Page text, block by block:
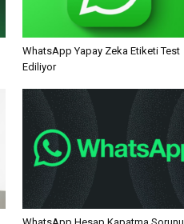
WhatsApp Yapay Zeka Etiketi Test
Ediliyor